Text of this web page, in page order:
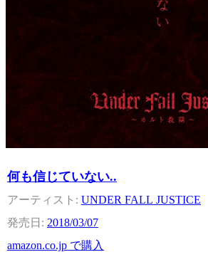
何も信じていない..
UNDER FALL JUSTICE
2018/03/07
amazon.co.jp で購入